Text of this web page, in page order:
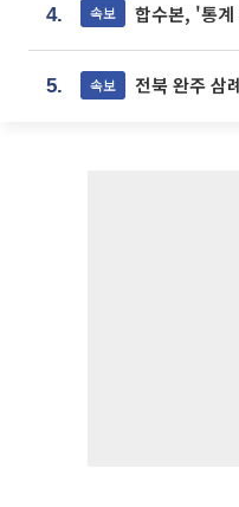
4. 속보 합수본, '통계 조작'
5. 속보 전북 완주 삼